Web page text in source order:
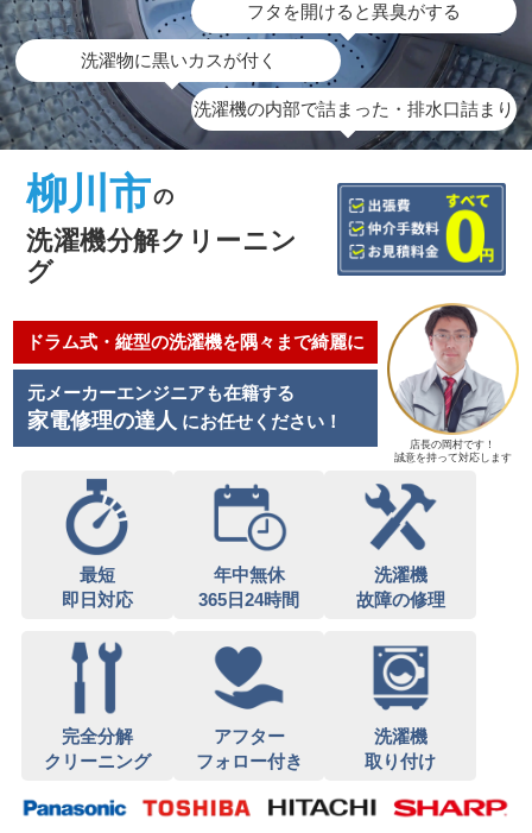
フタを開けると異臭がする
洗濯物に黒いカスが付く
洗濯機の内部で詰まった・排水口詰まり
柳川市の
洗濯機分解クリーニン
グ
ドラム式・縦型の洗濯機を隅々まで綺麗に
元メーカーエンジニアも在籍する
家電修理の達人 にお任せください！
店長の岡村です！
誠意を持って対応します
最短
即日対応
年中無休
365日24時間
洗濯機
故障の修理
完全分解
クリーニング
アフター
フォロー付き
洗濯機
取り付け